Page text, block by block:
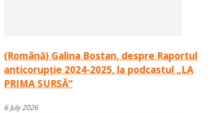
(Română) Galina Bostan, despre Raportul
anticorupție 2024-2025, la podcastul „LA
PRIMA SURSĂ”
6 July 2026